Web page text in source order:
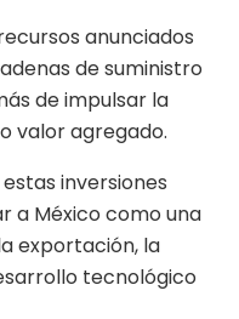
anunciados
de suministro
de impulsar la
valor agregado.
inversiones
a México como una
exportación, la
tecnológico